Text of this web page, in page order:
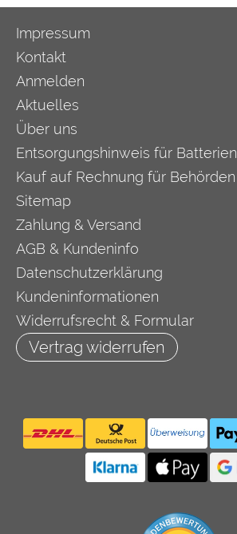
Impressum
Kontakt
Anmelden
Aktuelles
Über uns
Entsorgungshinweis für Batterien
Kauf auf Rechnung für Behörden
Sitemap
Zahlung & Versand
AGB & Kundeninfo
Datenschutzerklärung
Kundeninformationen
Widerrufsrecht & Formular
Vertrag widerrufen